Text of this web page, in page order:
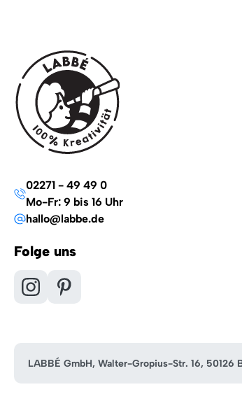
02271 - 49 49 0
Mo-Fr: 9 bis 16 Uhr
hallo@labbe.de
Folge uns
LABBÉ GmbH, Walter-Gropius-Str. 16, 50126